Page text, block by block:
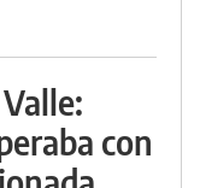
con